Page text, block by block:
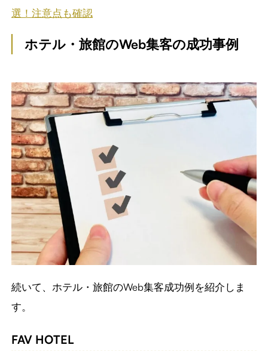
選！注意点も確認
ホテル・旅館のWeb集客の成功事例
続いて、ホテル・旅館のWeb集客成功例を紹介しま
す。
FAV HOTEL